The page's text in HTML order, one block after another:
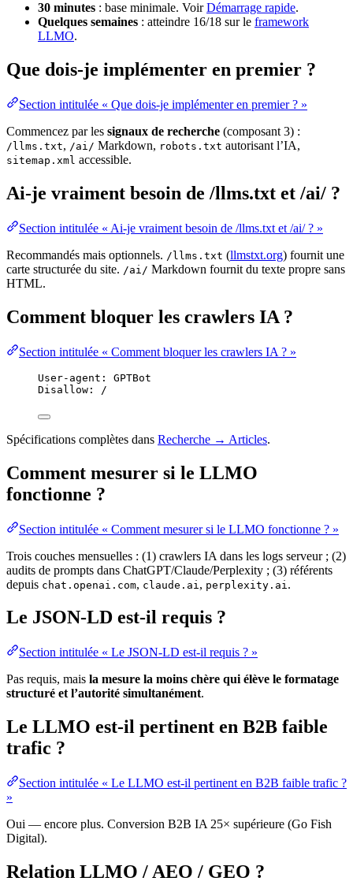
30 minutes : base minimale. VoirDémarrage rapide.
Quelques semaines : atteindre 16/18 sur le framework
LLMO.
Que dois-je implémenter en premier ?
Section intitulée « Que dois-je implémenter en premier ? »
Commencez par les signaux de recherche (composant 3) :
/llms.txt, /ai/ Markdown, robots.txt autorisant l’IA,
sitemap.xml accessible.
Ai-je vraiment besoin de /llms.txt et /ai/ ?
Section intitulée « Ai-je vraiment besoin de /llms.txt et /ai/ ? »
Recommandés mais optionnels. /llms.txt (llmstxt.org) fournit une
carte structurée du site. /ai/ Markdown fournit du texte propre sans
HTML.
Comment bloquer les crawlers IA ?
Section intitulée « Comment bloquer les crawlers IA ? »
User-agent: GPTBot
Disallow: /
Spécifications complètes dans Recherche → Articles.
Comment mesurer si le LLMO
fonctionne ?
Section intitulée « Comment mesurer si le LLMO fonctionne ? »
Trois couches mensuelles : (1) crawlers IA dans les logs serveur ; (2)
audits de prompts dans ChatGPT/Claude/Perplexity ; (3) référents
depuis chat.openai.com, claude.ai , perplexity.ai .
Le JSON-LD est-il requis ?
Section intitulée « Le JSON-LD est-il requis ? »
Pas requis, mais la mesure la moins chère qui élève le formatage
structuré et l’autorité simultanément.
Le LLMO est-il pertinent en B2B faible
trafic ?
Section intitulée « Le LLMO est-il pertinent en B2B faible trafic ?
»
Oui — encore plus. Conversion B2B IA 25× supérieure (Go Fish
Digital).
Relation LLMO / AEO / GEO ?